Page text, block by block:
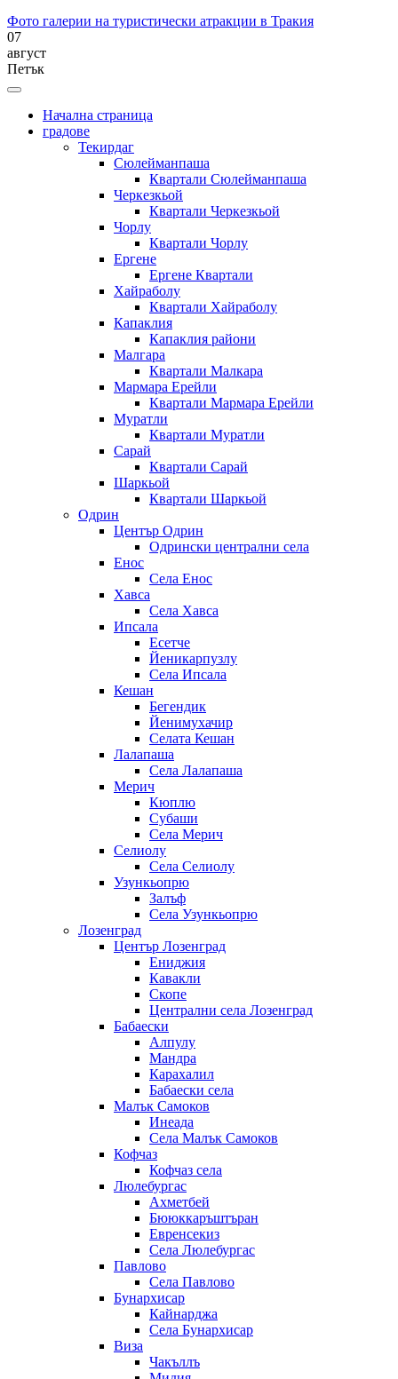
Фото галерии на туристически атракции в Тракия
07
август
Петък
Начална страница
градове
Текирдаг
Сюлейманпаша
Квартали Сюлейманпаша
Черкезкьой
Квартали Черкезкьой
Чорлу
Квартали Чорлу
Ергене
Ергене Квартали
Хайраболу
Квартали Хайраболу
Капаклия
Капаклия райони
Малгара
Квартали Малкара
Мармара Ерейли
Квартали Мармара Ерейли
Муратли
Квартали Муратли
Сарай
Квартали Сарай
Шаркьой
Квартали Шаркьой
Одрин
Център Одрин
Одрински централни села
Енос
Села Енос
Хавса
Села Хавса
Ипсала
Есетче
Йеникарпузлу
Села Ипсала
Кешан
Бегендик
Йенимухачир
Селата Кешан
Лалапаша
Села Лалапаша
Мерич
Кюплю
Субаши
Села Мерич
Селиолу
Села Селиолу
Узункьопрю
Залъф
Села Узункьопрю
Лозенград
Център Лозенград
Ениджия
Кавакли
Скопе
Централни села Лозенград
Бабаески
Алпулу
Мандра
Карахалил
Бабаески села
Малък Самоков
Инеада
Села Малък Самоков
Кофчаз
Кофчаз села
Люлебургас
Ахметбей
Бююккаръштъран
Евренсекиз
Села Люлебургас
Павлово
Села Павлово
Бунархисар
Кайнарджа
Села Бунархисар
Виза
Чакъллъ